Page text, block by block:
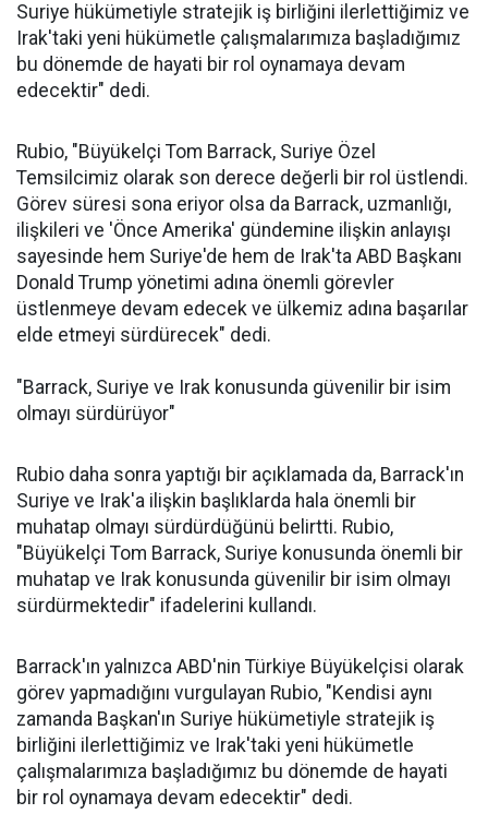
Suriye hükümetiyle stratejik iş birliğini ilerlettiğimiz ve
Irak'taki yeni hükümetle çalışmalarımıza başladığımız
bu dönemde de hayati bir rol oynamaya devam
edecektir" dedi.
Rubio, "Büyükelçi Tom Barrack, Suriye Özel
Temsilcimiz olarak son derece değerli bir rol üstlendi.
Görev süresi sona eriyor olsa da Barrack, uzmanlığı,
ilişkileri ve 'Önce Amerika' gündemine ilişkin anlayışı
sayesinde hem Suriye'de hem de Irak'ta ABD Başkanı
Donald Trump yönetimi adına önemli görevler
üstlenmeye devam edecek ve ülkemiz adına başarılar
elde etmeyi sürdürecek" dedi.
"Barrack, Suriye ve Irak konusunda güvenilir bir isim
olmayı sürdürüyor"
Rubio daha sonra yaptığı bir açıklamada da, Barrack'ın
Suriye ve Irak'a ilişkin başlıklarda hala önemli bir
muhatap olmayı sürdürdüğünü belirtti. Rubio,
"Büyükelçi Tom Barrack, Suriye konusunda önemli bir
muhatap ve Irak konusunda güvenilir bir isim olmayı
sürdürmektedir" ifadelerini kullandı.
Barrack'ın yalnızca ABD'nin Türkiye Büyükelçisi olarak
görev yapmadığını vurgulayan Rubio, "Kendisi aynı
zamanda Başkan'ın Suriye hükümetiyle stratejik iş
birliğini ilerlettiğimiz ve Irak'taki yeni hükümetle
çalışmalarımıza başladığımız bu dönemde de hayati
bir rol oynamaya devam edecektir" dedi.